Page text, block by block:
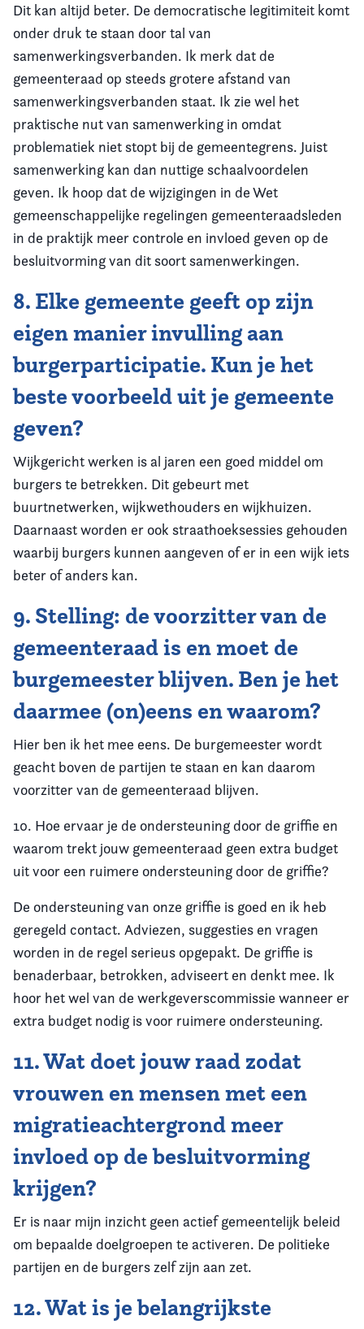
Dit kan altijd beter. De democratische legitimiteit komt
onder druk te staan door tal van
samenwerkingsverbanden. Ik merk dat de
gemeenteraad op steeds grotere afstand van
samenwerkingsverbanden staat. Ik zie wel het
praktische nut van samenwerking in omdat
problematiek niet stopt bij de gemeentegrens. Juist
samenwerking kan dan nuttige schaalvoordelen
geven. Ik hoop dat de wijzigingen in de Wet
gemeenschappelijke regelingen gemeenteraadsleden
in de praktijk meer controle en invloed geven op de
besluitvorming van dit soort samenwerkingen.
8. Elke gemeente geeft op zijn
eigen manier invulling aan
burgerparticipatie. Kun je het
beste voorbeeld uit je gemeente
geven?
Wijkgericht werken is al jaren een goed middel om
burgers te betrekken. Dit gebeurt met
buurtnetwerken, wijkwethouders en wijkhuizen.
Daarnaast worden er ook straathoeksessies gehouden
waarbij burgers kunnen aangeven of er in een wijk iets
beter of anders kan.
9. Stelling: de voorzitter van de
gemeenteraad is en moet de
burgemeester blijven. Ben je het
daarmee (on)eens en waarom?
Hier ben ik het mee eens. De burgemeester wordt
geacht boven de partijen te staan en kan daarom
voorzitter van de gemeenteraad blijven.
10. Hoe ervaar je de ondersteuning door de griffie en
waarom trekt jouw gemeenteraad geen extra budget
uit voor een ruimere ondersteuning door de griffie?
De ondersteuning van onze griffie is goed en ik heb
geregeld contact. Adviezen, suggesties en vragen
worden in de regel serieus opgepakt. De griffie is
benaderbaar, betrokken, adviseert en denkt mee. Ik
hoor het wel van de werkgeverscommissie wanneer er
extra budget nodig is voor ruimere ondersteuning.
11. Wat doet jouw raad zodat
vrouwen en mensen met een
migratieachtergrond meer
invloed op de besluitvorming
krijgen?
Er is naar mijn inzicht geen actief gemeentelijk beleid
om bepaalde doelgroepen te activeren. De politieke
partijen en de burgers zelf zijn aan zet.
12. Wat is je belangrijkste